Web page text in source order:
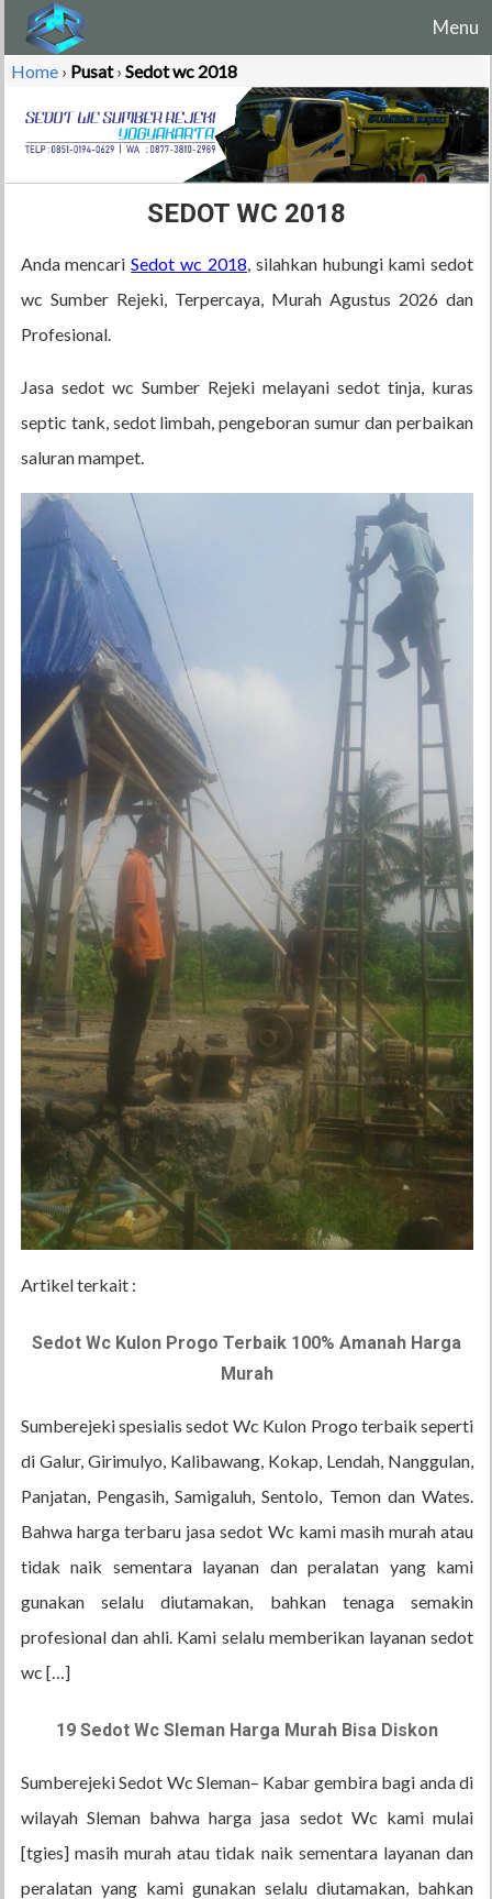
Menu
Home › Pusat › Sedot wc 2018
SEDOT WC 2018
Anda mencariSedot wc 2018, silahkan hubungi kami sedot
wc Sumber Rejeki, Terpercaya, Murah Agustus 2026 dan
Profesional.
Jasa sedot wc Sumber Rejeki melayani sedot tinja, kuras
septic tank, sedot limbah, pengeboran sumur dan perbaikan
saluran mampet.
Artikel terkait :
Sedot Wc Kulon Progo Terbaik 100% Amanah Harga
Murah
Sumberejeki spesialis sedot Wc Kulon Progo terbaik seperti
di Galur, Girimulyo, Kalibawang, Kokap, Lendah, Nanggulan,
Panjatan, Pengasih, Samigaluh, Sentolo, Temon dan Wates.
Bahwa harga terbaru jasa sedot Wc kami masih murah atau
tidak naik sementara layanan dan peralatan yang kami
gunakan selalu diutamakan, bahkan tenaga semakin
profesional dan ahli. Kami selalu memberikan layanan sedot
wc […]
19 Sedot Wc Sleman Harga Murah Bisa Diskon
Sumberejeki Sedot Wc Sleman– Kabar gembira bagi anda di
wilayah Sleman bahwa harga jasa sedot Wc kami mulai
[tgies] masih murah atau tidak naik sementara layanan dan
peralatan yang kami gunakan selalu diutamakan, bahkan